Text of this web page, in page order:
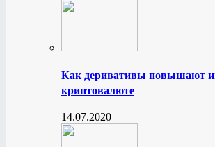
Как деривативы повышают
криптовалюте
14.07.2020